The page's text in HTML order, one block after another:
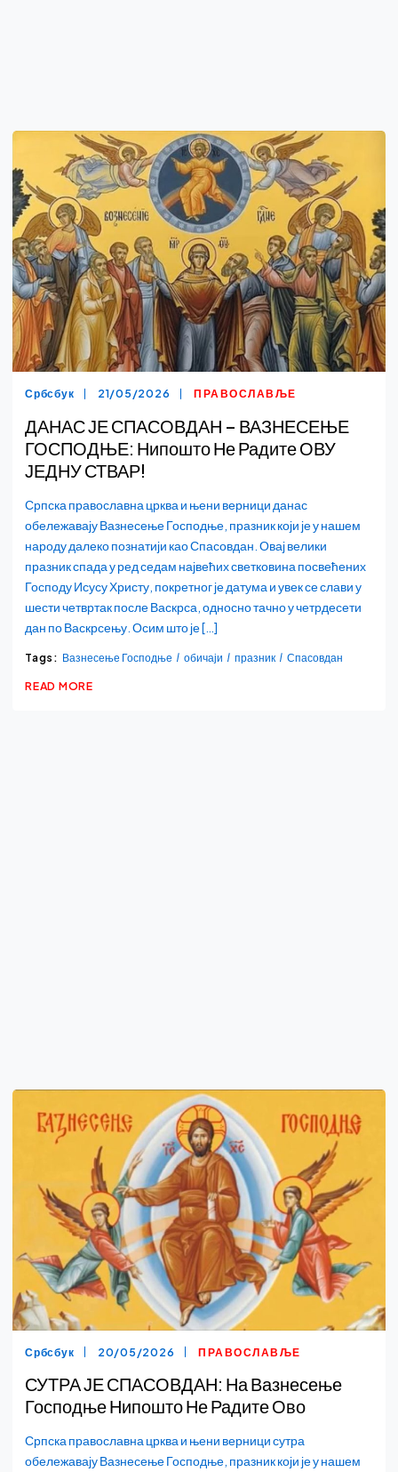
Србсбук 21/05/2026 ПРАВОСЛАВЉЕ
ДАНАС ЈЕ СПАСОВДАН – ВАЗНЕСЕЊЕ
ГОСПОДЊЕ: Нипошто Не Радите ОВУ
ЈЕДНУ СТВАР!
Српска православна црква и њени верници данас
обележавају Вазнесење Господње, празник који је у нашем
народу далеко познатији као Спасовдан. Овај велики
празник спада у ред седам највећих светковина посвећених
Господу Исусу Христу, покретног је датума и увек се слави у
шести четвртак после Васкрса, односно тачно у четрдесети
дан по Васкрсењу. Осим што је […]
Tags: Вазнесење Господње обичаји празник Спасовдан
READ MORE
Србсбук 20/05/2026 ПРАВОСЛАВЉЕ
СУТРА ЈЕ СПАСОВДАН: На Вазнесење
Господње Нипошто Не Радите Ово
Српска православна црква и њени верници сутра
обележавају Вазнесење Господње, празник који је у нашем